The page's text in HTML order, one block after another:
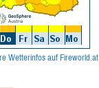
Wetterinfos auf Fireworld.at